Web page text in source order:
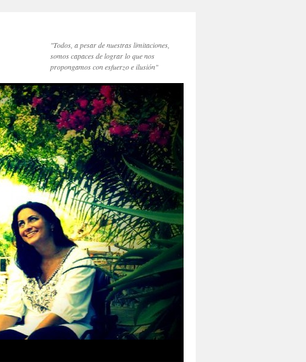
"Todos, a pesar de nuestras limitaciones,
somos capaces de lograr lo que nos
propongamos con esfuerzo e ilusión"